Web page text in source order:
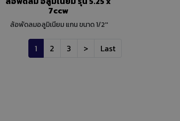
7ccw
ล้อพัดลมอลูมิเนียม แกน ขนาด 1/2''
1 2 3 > Last